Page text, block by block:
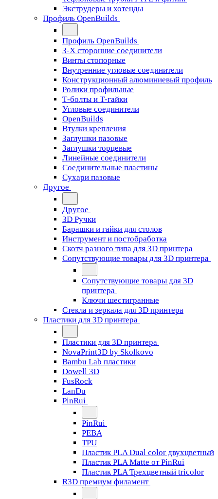
Экструдеры и хотенды
Профиль OpenBuilds
Профиль OpenBuilds
3-Х сторонние соединители
Винты стопорные
Внутренние угловые соединители
Конструкционный алюминиевый профиль
Ролики профильные
Т-болты и Т-гайки
Угловые соединители
OpenBuilds
Втулки крепления
Заглушки пазовые
Заглушки торцевые
Линейные соединители
Соединительные пластины
Сухари пазовые
Другое
Другое
3D Ручки
Барашки и гайки для столов
Инструмент и постобработка
Скотч разного типа для 3D принтера
Сопутствующие товары для 3D принтера
Сопутствующие товары для 3D
принтера
Ключи шестигранные
Стекла и зеркала для 3D принтера
Пластики для 3D принтера
Пластики для 3D принтера
NovaPrint3D by Skolkovo
Bambu Lab пластики
Dowell 3D
FusRock
LanDu
PinRui
PinRui
PEBA
TPU
Пластик PLA Dual color двухцветный
Пластик PLA Matte от PinRui
Пластик PLA Трехцветный tricolor
R3D премиум филамент